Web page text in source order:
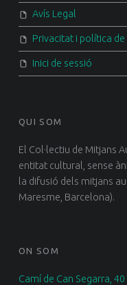
Avís Legal
Privacitat i política de
Inici de sessió
QUI SOM
El Col·lectiu de Mitjans
entitat cultural, sense
la difusió dels mitjans
Maresme, Barcelona).
ON SOM
Camí de Can Segarra, 40